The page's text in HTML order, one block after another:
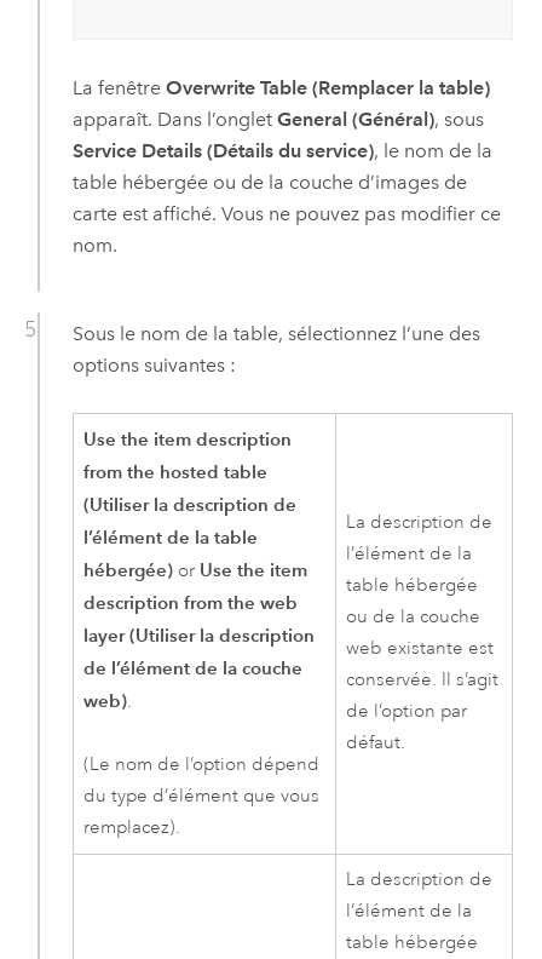
La fenêtre Overwrite Table (Remplacer la table)
apparaît. Dans l’onglet General (Général), sous
Service Details (Détails du service), le nom de la
table hébergée ou de la couche d’images de
carte est affiché. Vous ne pouvez pas modifier ce
nom.
Sous le nom de la table, sélectionnez l’une des
options suivantes :
Use the item description
from the hosted table
(Utiliser la description de
l’élément de la table
hébergée) or Use the item
description from the web
layer (Utiliser la description
de l’élément de la couche
web).
(Le nom de l’option dépend
du type d’élément que vous
remplacez).
La description de
l’élément de la
table hébergée
ou de la couche
web existante est
conservée. Il s’agit
de l’option par
défaut.
La description de
l’élément de la
table hébergée